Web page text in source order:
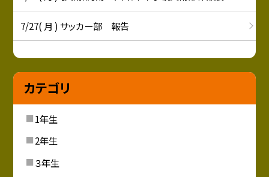
7/27( 月 ) サッカー部 報告
カテゴリ
1年生
2年生
３年生